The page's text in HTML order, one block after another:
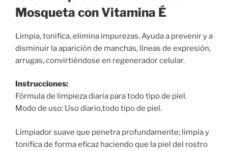
Mosqueta con Vitamina É
Limpia, tonifica, elimina impurezas. Ayuda a prevenir y a
disminuir la aparición de manchas, líneas de expresión,
arrugas, convirtiéndose en regenerador celular.
Instrucciones:
Fórmula de limpieza diaria para todo tipo de piel.
Modo de uso: Uso diario,todo tipo de piel.
Limpiador suave que penetra profundamente; limpia y
tonifica de forma eficaz haciendo que la piel del rostro